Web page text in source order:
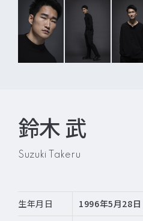
鈴木 武
Suzuki Takeru
生年月日
1996年5月28日